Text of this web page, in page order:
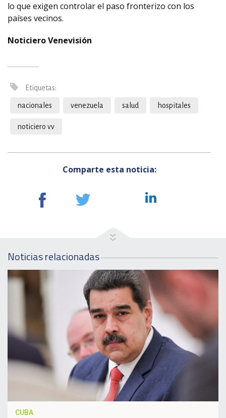
lo que exigen controlar el paso fronterizo con los
países vecinos.
Noticiero Venevisión
Etiquetas:
nacionales venezuela salud hospitales
noticiero vv
Comparte esta noticia:
Noticias relacionadas
CUBA